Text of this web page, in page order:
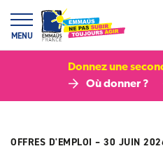
MENU
Donnez une
Où donner ?
OFFRES D'EMPLOI – 30 JUIN
Panneau de gestion des cookies